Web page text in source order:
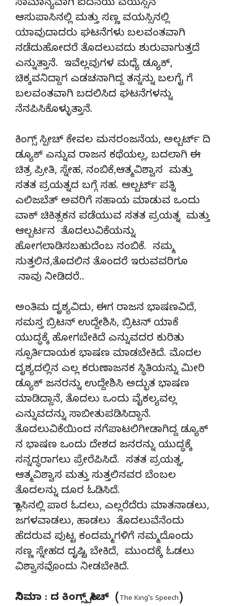
ಸಾಮಾನ್ಯವಾಗಿ ಐದನೆಯ ವಯಸ್ಸಿನ
ಆಸುಪಾಸಿನಲ್ಲಿ ಮತ್ತು ಸಣ್ಣ ವಯಸ್ಸಿನಲ್ಲಿ
ಯಾವುದಾದರು ಘಟನೆಗಳು ಬಲವಂತವಾಗಿ
ನಡೆದುಹೋದರೆ ತೊದಲುವದು ಶುರುವಾಗುತ್ತದೆ
ಎನ್ನುತ್ತಾನೆ. ಇವೆಲ್ಲವುಗಳ ಮಧ್ಯೆ ಡ್ಯೂಕ್,
ಚಿಕ್ಕವನಿದ್ದಾಗ ಎಡಚನಾಗಿದ್ದ ತನ್ನನ್ನು ಬಲಗೈ ಗೆ
ಬಲವಂತವಾಗಿ ಬದಲಿಸಿದ ಘಟನೆಗಳನ್ನು
ನೆನಪಿಸಿಕೊಳ್ಳುತ್ತಾನೆ.
ಕಿಂಗ್ಸ್ ಸ್ಪೀಚ್ ಕೇವಲ ಮನರಂಜನೆಯ, ಅಲ್ಬರ್ಟ್ ದಿ
ಡ್ಯೂಕ್ ಎನ್ನುವ ರಾಜನ ಕಥೆಯಲ್ಲ, ಬದಲಾಗಿ ಈ
ಚಿತ್ರ ಪ್ರೀತಿ, ಸ್ನೇಹ, ನಂಬಿಕೆ,ಆತ್ಮವಿಶ್ವಾಸ ಮತ್ತು
ಸತತ ಪ್ರಯತ್ನದ ಬಗ್ಗೆ ಸಹ. ಆಲ್ಬರ್ಟ್ ಪತ್ನಿ
ಎಲಿಜಬೆತ್ ಅವರಿಗೆ ಸಹಾಯ ಮಾಡುವ ಒಂದು
ವಾಕ್ ಚಿಕಿತ್ಸಕನ ಪಡೆಯುವ ಸತತ ಪ್ರಯತ್ನ ಮತ್ತು
ಆಲ್ಬರ್ಟನ ತೊದಲುವಿಕೆಯನ್ನು
ಹೋಗಲಾಡಿಸಬಹುದೆಂಬ ನಂಬಿಕೆ. ನಮ್ಮ
ಸುತ್ತಲಿನ,ತೊದಲಿನ ತೊಂದರೆ ಇರುವವರಿಗೂ
ನಾವು ನೀಡಿದರೆ..
ಅಂತಿಮ ದೃಶ್ಯವಿದು, ಈಗ ರಾಜನ ಭಾಷಣವಿದೆ,
ಸಮಸ್ತ ಬ್ರಿಟನ್ ಉದ್ದೇಶಿಸಿ, ಬ್ರಿಟನ್ ಯಾಕೆ
ಯುದ್ಧಕ್ಕೆ ಹೋಗಬೇಕಿದೆ ಎನ್ನುವದರ ಕುರಿತು
ಸ್ಪೂರ್ತಿದಾಯಕ ಭಾಷಣ ಮಾಡಬೇಕಿದೆ. ಮೊದಲ
ದೃಶ್ಯದಲ್ಲಿನ ಎಲ್ಲ ಕರುಣಾಜನಕ ಸ್ಥಿತಿಯನ್ನು ಮೀರಿ
ಡ್ಯೂಕ್ ಜನರನ್ನು ಉದ್ದೇಶಿಸಿ ಅದ್ಭುತ ಭಾಷಣ
ಮಾಡಿದ್ದಾನೆ, ತೊದಲು ಒಂದು ವೈಕಲ್ಯವಲ್ಲ
ಎನ್ನುವದನ್ನು ಸಾಬೀತುಪಡಿಸಿದ್ದಾನೆ.
ತೊದಲುವಿಕೆಯಿಂದ ನಗೆಪಾಟಲಿಗೀಡಾಗಿದ್ದ ಡ್ಯೂಕ್
ನ ಭಾಷಣ ಒಂದು ದೇಶದ ಜನರನ್ನು ಯುದ್ಧಕ್ಕೆ
ಸನ್ನದ್ಧರಾಗಲು ಪ್ರೇರೆಪಿಸಿದೆ. ಸತತ ಪ್ರಯತ್ನ,
ಆತ್ಮವಿಶ್ವಾಸ ಮತ್ತು ಸುತ್ತಲಿನವರ ಬೆಂಬಲ
ತೊದಲನ್ನು ದೂರ ಓಡಿಸಿದೆ.
ಕ್ಲಾಸಿನಲ್ಲಿ ಪಾಠ ಓದಲು, ಎಲ್ಲರೆದೆರು ಮಾತನಾಡಲು,
ಜಗಳವಾಡಲು, ಹಾಡಲು ತೊದಲುವೆನೆಂದು
ಹೆದರುವ ಪುಟ್ಟ ಕಂದಮ್ಮಗಳಿಗೆ ನಮ್ಮದೊಂದು
ಸಣ್ಣ ಸ್ನೇಹದ ದೃಷ್ಟಿ ಬೇಕಿದೆ, ಮುಂದಕ್ಕೆ ಓಡಲು
ವಿಶ್ವಾಸವೊಂದು ನೀಡಬೇಕಿದೆ.
ಸಿನಿಮಾ : ದ ಕಿಂಗ್ಸ್ ಸ್ಪೀಚ್ ( The King's Speech)